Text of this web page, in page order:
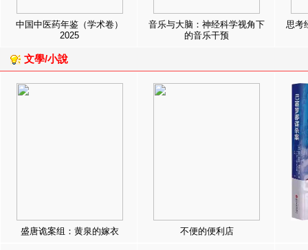
中国中医药年鉴（学术卷）
2025
音乐与大脑：神经科学视角下
的音乐干预
思考
文學/小說
盛唐诡案组：黄泉的嫁衣 不便的便利店